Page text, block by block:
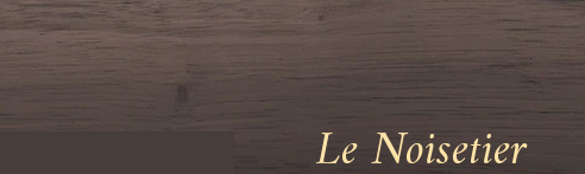
Le Noisetier